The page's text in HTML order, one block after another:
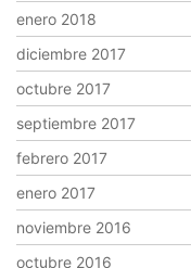
enero 2018
diciembre 2017
octubre 2017
septiembre 2017
febrero 2017
enero 2017
noviembre 2016
octubre 2016